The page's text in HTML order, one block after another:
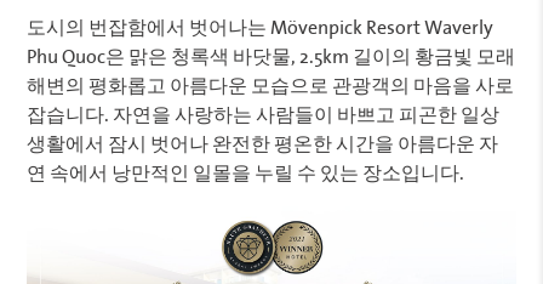
도시의 번잡함에서 벗어나는 Mövenpick Resort Waverly
Phu Quoc은 맑은 청록색 바닷물, 2.5km 길이의 황금빛 모래
해변의 평화롭고 아름다운 모습으로 관광객의 마음을 사로
잡습니다. 자연을 사랑하는 사람들이 바쁘고 피곤한 일상
생활에서 잠시 벗어나 완전한 평온한 시간을 아름다운 자
연 속에서 낭만적인 일몰을 누릴 수 있는 장소입니다.